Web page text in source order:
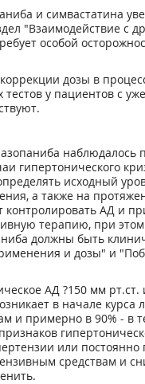
и симвастатина
"Взаимодействие с
особой
дозы в
тестов у пациентов с
гипертонического
исходный
а также на
контролировать АД и
терапию, при
должны быть
и дозы" и
АД ?150 мм рт.ст.
в начале курса
и примерно в 90% - в
или
средствам и